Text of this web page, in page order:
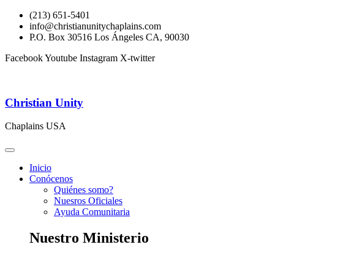
(213) 651-5401
info@christianunitychaplains.com
P.O. Box 30516 Los Ángeles CA, 90030
FacebookYoutube Instagram X-twitter
Christian Unity
Chaplains USA
Inicio
Conócenos
Quiénes somo?
Nuesros Oficiales
Ayuda Comunitaria
Nuestro Ministerio